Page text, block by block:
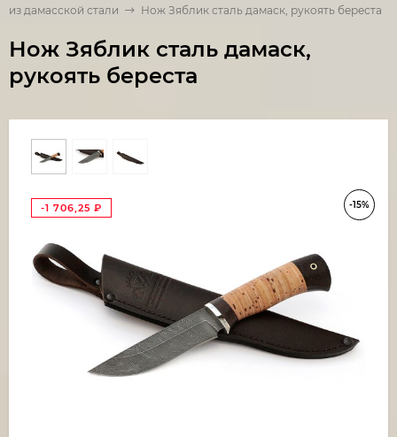
из дамасской стали Нож Зяблик сталь дамаск, рукоять береста
Нож Зяблик сталь дамаск,
рукоять береста
-15%
-1 706,25 ₽